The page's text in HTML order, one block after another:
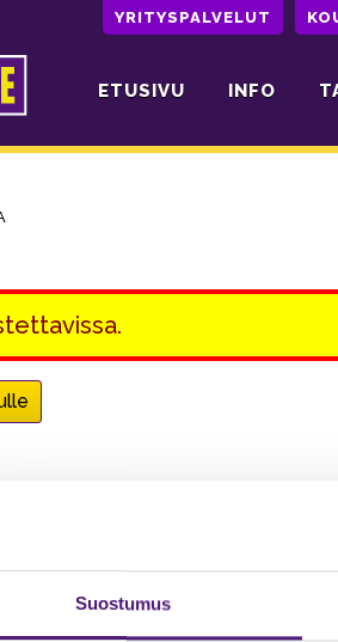
Suostumus
YRITYSPALVELUT
ETUSIVU INFO